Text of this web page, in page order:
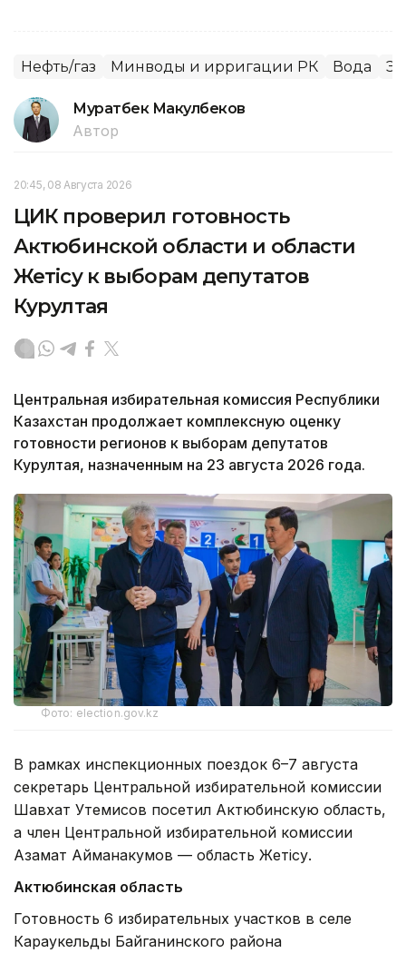
Нефть/газ Минводы и ирригации РК Вода
Муратбек Макулбеков
Автор
20:45, 08 Августа 2026
ЦИК проверил готовность
Актюбинской области и области
Жетісу к выборам депутатов
Курултая
Центральная избирательная комиссия Республики
Казахстан продолжает комплексную оценку
готовности регионов к выборам депутатов
Курултая, назначенным на 23 августа 2026 года.
Фото: election.gov.kz
В рамках инспекционных поездок 6–7 августа
секретарь Центральной избирательной комиссии
Шавхат Утемисов посетил Актюбинскую область,
а член Центральной избирательной комиссии
Азамат Айманакумов — область Жетісу.
Актюбинская область
Готовность 6 избирательных участков в селе
Караукельды Байганинского района